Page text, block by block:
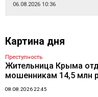
06.08.2026 10:36
Картина дня
Преступность
Жительница Крыма
мошенникам 14,5 млн
08.08.2026 22:45